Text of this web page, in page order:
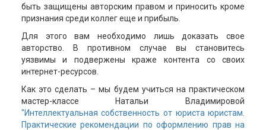
быть защищены авторским правом и приносить кроме
признания среди коллег еще и прибыль.
Для этого вам необходимо лишь доказать свое
авторство. В противном случае вы становитесь
уязвимы и подвержены краже контента со своих
интернет-ресурсов.
Как это сделать – мы будем учиться на практическом
мастер-классе Натальи Владимировой
"Интеллектуальная собственность от юриста юристам.
Практические рекомендации по оформлению прав на